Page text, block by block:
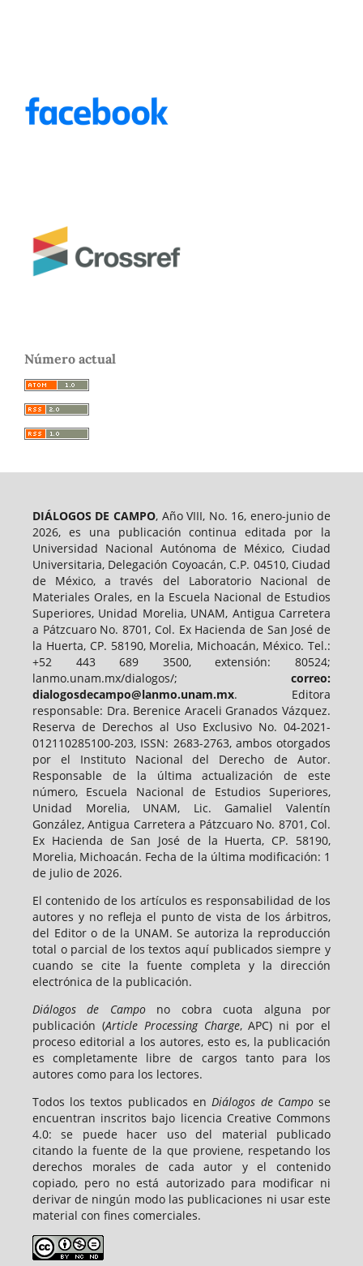
Número actual
DIÁLOGOS DE CAMPO, Año VIII, No. 16, enero-junio de
2026, es una publicación continua editada por la
Universidad Nacional Autónoma de México, Ciudad
Universitaria, Delegación Coyoacán, C.P. 04510, Ciudad
de México, a través del Laboratorio Nacional de
Materiales Orales, en la Escuela Nacional de Estudios
Superiores, Unidad Morelia, UNAM, Antigua Carretera
a Pátzcuaro No. 8701, Col. Ex Hacienda de San José de
la Huerta, CP. 58190, Morelia, Michoacán, México. Tel.:
+52 443 689 3500, extensión: 80524;
lanmo.unam.mx/dialogos/;correo:
dialogosdecampo@lanmo.unam.mx. Editora
responsable: Dra. Berenice Araceli Granados Vázquez.
Reserva de Derechos al Uso Exclusivo No. 04-2021-
012110285100-203, ISSN: 2683-2763, ambos otorgados
por el Instituto Nacional del Derecho de Autor.
Responsable de la última actualización de este
número, Escuela Nacional de Estudios Superiores,
Unidad Morelia, UNAM, Lic. Gamaliel Valentín
González, Antigua Carretera a Pátzcuaro No. 8701, Col.
Ex Hacienda de San José de la Huerta, CP. 58190,
Morelia, Michoacán. Fecha de la última modificación: 1
de julio de 2026.
El contenido de los artículos es responsabilidad de los
autores y no refleja el punto de vista de los árbitros,
del Editor o de la UNAM. Se autoriza la reproducción
total o parcial de los textos aquí publicados siempre y
cuando se cite la fuente completa y la dirección
electrónica de la publicación.
Diálogos de Campono cobra cuota alguna por
publicación (Article Processing Charge, APC) ni por el
proceso editorial a los autores, esto es, la publicación
es completamente libre de cargos tanto para los
autores como para los lectores.
Todos los textos publicados en Diálogos de Campose
encuentran inscritos bajo licencia Creative Commons
4.0: se puede hacer uso del material publicado
citando la fuente de la que proviene, respetando los
derechos morales de cada autor y el contenido
copiado, pero no está autorizado para modificar ni
derivar de ningún modo las publicaciones ni usar este
material con fines comerciales.